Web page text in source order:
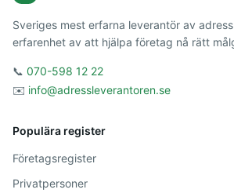
Sveriges mest erfarna leverantör av
erfarenhet av att hjälpa företag nå rätt
📞 070-598 12 22
✉️ info@adressleverantoren.se
Populära register
Företagsregister
Privatpersoner